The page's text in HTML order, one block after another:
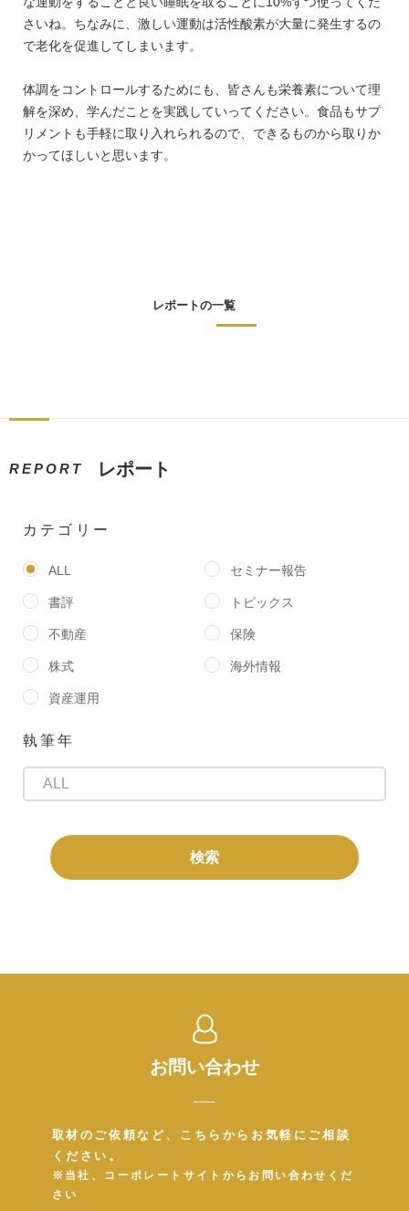
さいね。ちなみに、激しい運動は活性酸素が大量に発生するの
で老化を促進してしまいます。
体調をコントロールするためにも、皆さんも栄養素について理
解を深め、学んだことを実践していってください。食品もサプ
リメントも手軽に取り入れられるので、できるものから取りか
かってほしいと思います。
レポートの一覧
REPORT レポート
カテゴリー
ALL セミナー報告
書評 トピックス
不動産 保険
株式 海外情報
資産運用
執筆年
お問い合わせ
取材のご依頼など、こちらからお気軽にご相談
ください。
※当社、コーポレートサイトからお問い合わせくだ
さい